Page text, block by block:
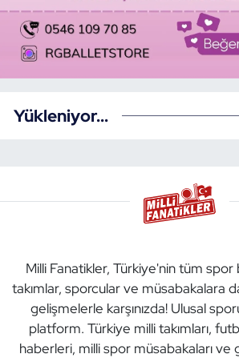
Yükleniyor...
Milli Fanatikler, Türkiye'nin tüm spor
takımlar, sporcular ve müsabakalara
gelişmelerle karşınızda! Ulusal
platform. Türkiye milli takımları,
haberleri, milli spor müsabakaları